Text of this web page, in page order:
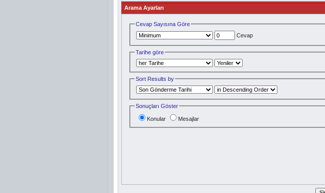
Arama Ayarları
Cevap Sayısına Göre
Cevap
Tarihe göre
Sort Results by
Sonuçları Göster
Konular Mesajlar